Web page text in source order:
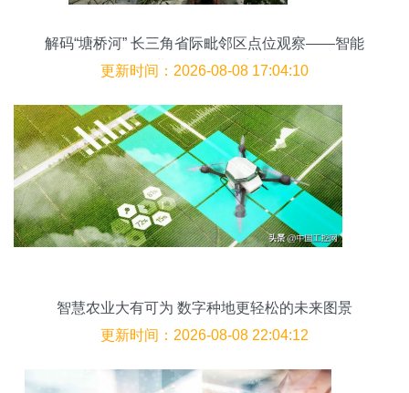
解码“塘桥河” 长三角省际毗邻区点位观察——智能
农业管理的融合实践
更新时间：2026-08-08 17:04:10
智慧农业大有可为 数字种地更轻松的未来图景
更新时间：2026-08-08 22:04:12